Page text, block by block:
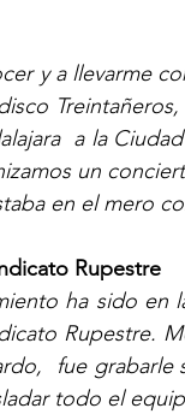
y a llevarme
a la
un
en el mero
Rupestre
ha sido
Rupestre.
fue
todo el